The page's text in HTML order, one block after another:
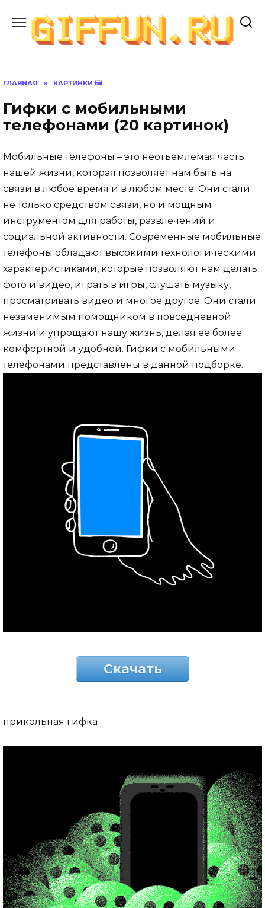
содержанию
ГЛАВНАЯ » КАРТИНКИ 🖼
Гифки с мобильными
телефонами (20 картинок)
Мобильные телефоны – это неотъемлемая часть
нашей жизни, которая позволяет нам быть на
связи в любое время и в любом месте. Они стали
не только средством связи, но и мощным
инструментом для работы, развлечений и
социальной активности. Современные мобильные
телефоны обладают высокими технологическими
характеристиками, которые позволяют нам делать
фото и видео, играть в игры, слушать музыку,
просматривать видео и многое другое. Они стали
незаменимым помощником в повседневной
жизни и упрощают нашу жизнь, делая ее более
комфортной и удобной. Гифки с мобильными
телефонами представлены в данной подборке.
Скачать
прикольная гифка